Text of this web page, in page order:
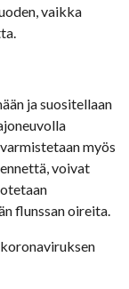
vaikka
ja suositellaan
myös
voivat
flunssan oireita.